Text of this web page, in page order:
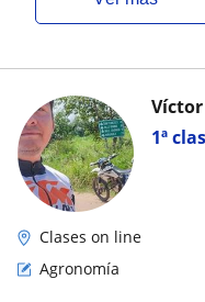
1ª
Clases on line
Agronomía